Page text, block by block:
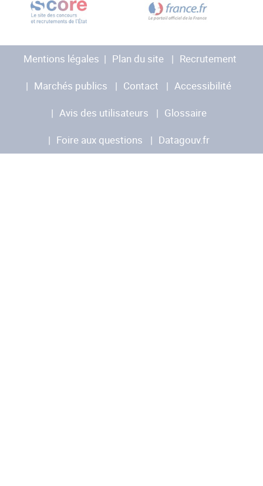
Mentions légales Plan du site
Recrutement
Marchés publics
Contact
Accessibilité
Avis des utilisateurs
Glossaire
Foire aux questions
Datagouv.fr